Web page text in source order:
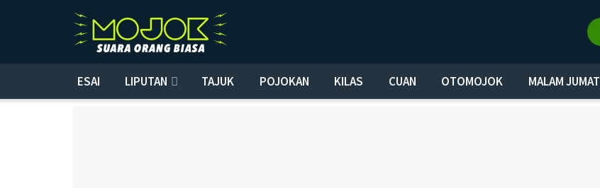
ESAI LIPUTAN TAJUK POJOKAN KILAS CUAN OTOMOJOK MALAM JUMAT